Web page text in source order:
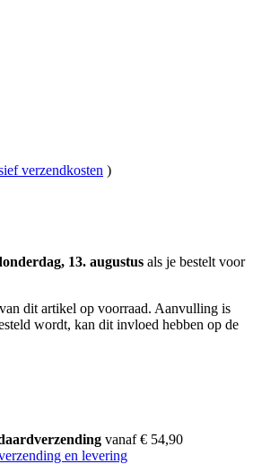
verzendkosten )
13. augustus als je bestelt voor
dit artikel op voorraad. Aanvulling is
wordt, kan dit invloed hebben op de
vanaf € 54,90
en levering